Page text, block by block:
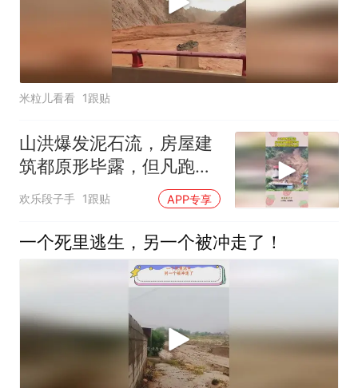
米粒儿看看 1跟贴
山洪爆发泥石流，房屋建
筑都原形毕露，但凡跑慢
点就领盒饭！
欢乐段子手 1跟贴 APP专享
一个死里逃生，另一个被冲走了！